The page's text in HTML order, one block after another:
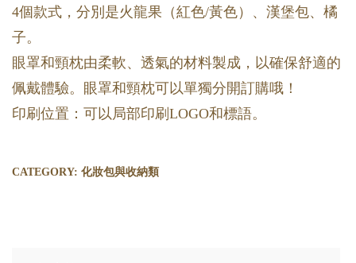
4個款式，分別是火龍果（紅色/黃色）、漢堡包、橘
子。
眼罩和頸枕由柔軟、透氣的材料製成，以確保舒適的
佩戴體驗。眼罩和頸枕可以單獨分開訂購哦！
印刷位置：可以局部印刷LOGO和標語。
CATEGORY: 化妝包與收納類